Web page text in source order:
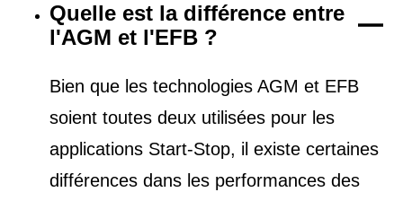
Quelle est la différence entre
l'AGM et l'EFB ?
Bien que les technologies AGM et EFB
soient toutes deux utilisées pour les
applications Start-Stop, il existe certaines
différences dans les performances des